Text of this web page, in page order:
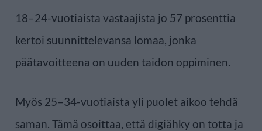
18–24-vuotiaista vastaajista jo 57 prosenttia
kertoi suunnittelevansa lomaa, jonka
päätavoitteena on uuden taidon oppiminen.
Myös 25–34-vuotiaista yli puolet aikoo tehdä
saman. Tämä osoittaa, että digiähky on totta ja